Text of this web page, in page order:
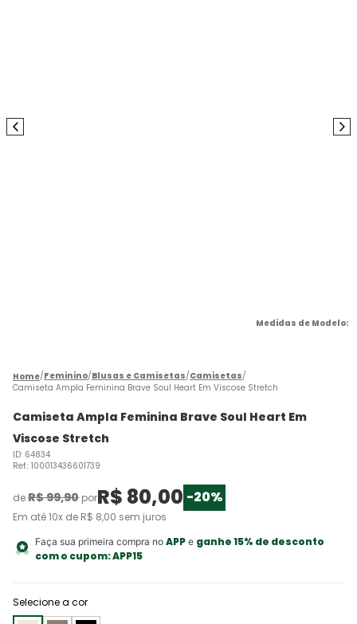
Feminino Blusas e Camisetas Camisetas
Camiseta Ampla Feminina Brave Soul Heart Em Viscose Stretch
Camiseta Ampla Feminina Brave Soul Heart Em
Viscose Stretch
ID: 64834
Ref.: 100013436601739
deR$99,90 porR$ 80,00 -20%
Em até10x de R$ 8,00 sem juros
Faça sua primeira compra no APPe ganhe 15% de desconto
com o cupom:APP15
Selecione a cor